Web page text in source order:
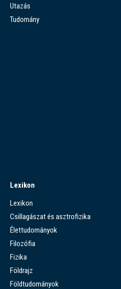
Utazás
Tudomány
Lexikon
Lexikon
Csillagászat és asztrofizika
Élettudományok
Filozófia
Fizika
Földrajz
Földtudományok